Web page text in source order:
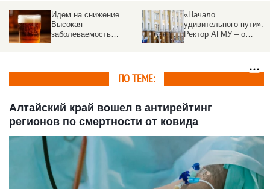
Идем на снижение.
Высокая
заболеваемость
«Начало
удивительного пути».
Ректор АГМУ – о
ПО ТЕМЕ:
Алтайский край вошел в антирейтинг
регионов по смертности от ковида